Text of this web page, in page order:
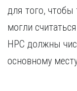
для того, чтобы
могли
НРС должны
основному